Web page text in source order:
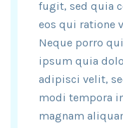
fugit, sed quia
eos qui ratione
Neque porro
ipsum quia
adipisci velit,
modi tempora
magnam